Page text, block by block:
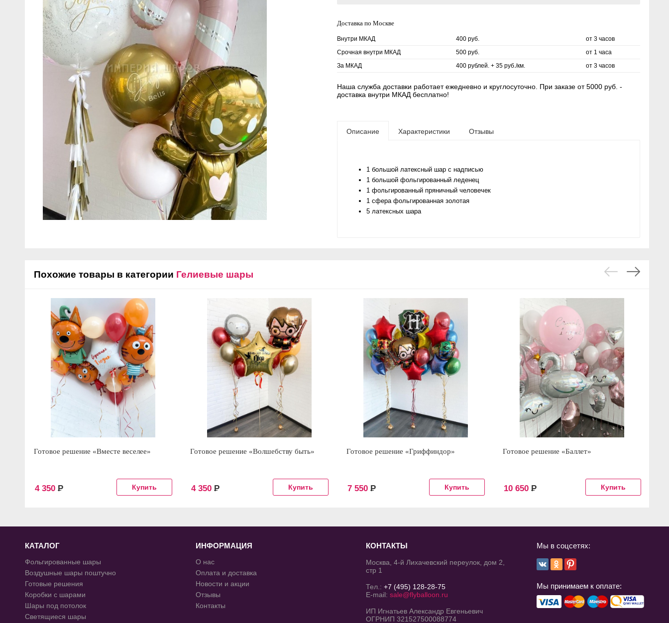
Доставка по Москве
Внутри МКАД 400 руб.
от 3 часов
Срочная внутри МКАД
500 руб.
от 1 часа
За МКАД
400 рублей. + 35 руб./км. от 3 часов
Наша служба доставки работает ежедневно и круглосуточно. При заказе от 5000 руб. -
доставка внутри МКАД бесплатно!
Описание Характеристики Отзывы
1 большой латексный шар с надписью
1 большой фольгированный леденец
1 фольгированный пряничный человечек
1 сфера фольгированная золотая
5 латексных шара
Похожие товары в категории Гелиевые шары
Готовое решение «Вместе веселее»
4 350 Р
Готовое решение «Волшебству быть»
4 350 Р
Готовое решение «Гриффиндор»
7 550 Р
Готовое решение «Баллет»
10 650 Р
КАТАЛОГ
Фольгированные шары
Воздушные шары поштучно
Готовые решения
Коробки с шарами
Шары под потолок
Светящиеся шары
ИНФОРМАЦИЯ
О нас
Оплата и доставка
Новости и акции
Отзывы
Контакты
КОНТАКТЫ
Москва, 4-й Лихачевский переулок, дом 2,
стр 1
Тел.:+7 (495) 128-28-75
E-mail:sale@flyballoon.ru
ИП Игнатьев Александр Евгеньевич
ОГРНИП 321527500088774
Мы в соцсетях:
Мы принимаем к оплате: